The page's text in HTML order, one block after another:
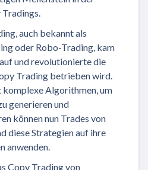
auch bekannt als
oder Robo-Trading, kam
und revolutionierte die
Trading betrieben wird.
Algorithmen, um
generieren und
können nun Trades von
diese Strategien auf ihre
anwenden.
Copy Trading von